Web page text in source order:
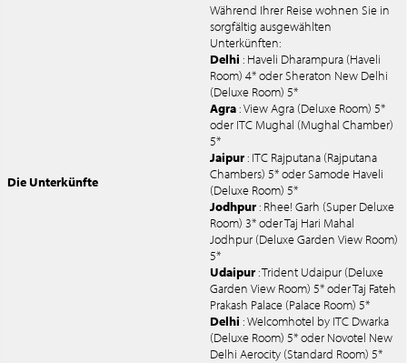
Die Unterkünfte
Während Ihrer Reise wohnen Sie in
sorgfältig ausgewählten
Unterkünften:
Delhi : Haveli Dharampura (Haveli
Room) 4* oder Sheraton New Delhi
(Deluxe Room) 5*
Agra: View Agra (Deluxe Room) 5*
oder ITC Mughal (Mughal Chamber)
5*
Jaipur: ITC Rajputana (Rajputana
Chambers) 5* oder Samode Haveli
(Deluxe Room) 5*
Jodhpur: Rhee! Garh (Super Deluxe
Room) 3* oder Taj Hari Mahal
Jodhpur (Deluxe Garden View Room)
5*
Udaipur: Trident Udaipur (Deluxe
Garden View Room) 5* oder Taj Fateh
Prakash Palace (Palace Room) 5*
Delhi : Welcomhotel by ITC Dwarka
(Deluxe Room) 5* oder Novotel New
Delhi Aerocity (Standard Room) 5*